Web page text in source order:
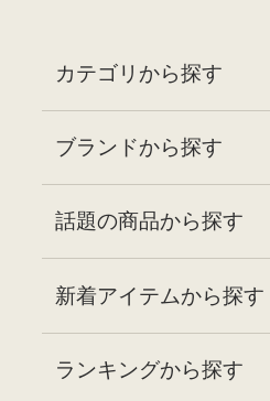
カテゴリから探す
ブランドから探す
話題の商品から探す
新着アイテムから探す
ランキングから探す